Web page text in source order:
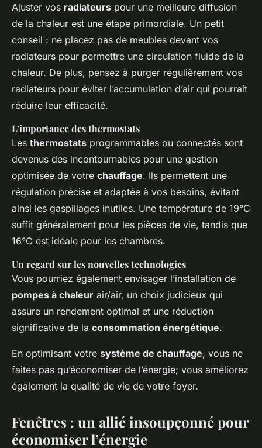
Ajuster vos radiateurs pour une meilleure diffusion
de la chaleur est une étape primordiale. Un petit
conseil : ne placez pas de meubles devant vos
radiateurs pour permettre une circulation fluide de la
chaleur. De plus, pensez à purger régulièrement vos
radiateurs pour éviter l’accumulation d’air qui pourrait
réduire leur efficacité.
L’importance des thermostats
Les thermostats programmables ou connectés sont
devenus des incontournables pour une gestion
optimisée de votre chauffage. Ils permettent une
régulation précise et adaptée à vos besoins, évitant
ainsi les gaspillages inutiles. Une température de 19°C
suffit généralement pour les pièces de vie, tandis que
16°C est idéale pour les chambres.
Un regard sur les nouvelles technologies
Vous pourriez également envisager l’installation de
pompes à chaleur air/air, un choix judicieux qui
assure un rendement optimal et une réduction
significative de la consommation énergétique.
En optimisant votre système de chauffage, vous ne
faites pas qu’économiser de l’énergie; vous améliorez
également la qualité de vie de votre foyer.
Fenêtres : un allié insoupçonné pour
économiser l’énergie